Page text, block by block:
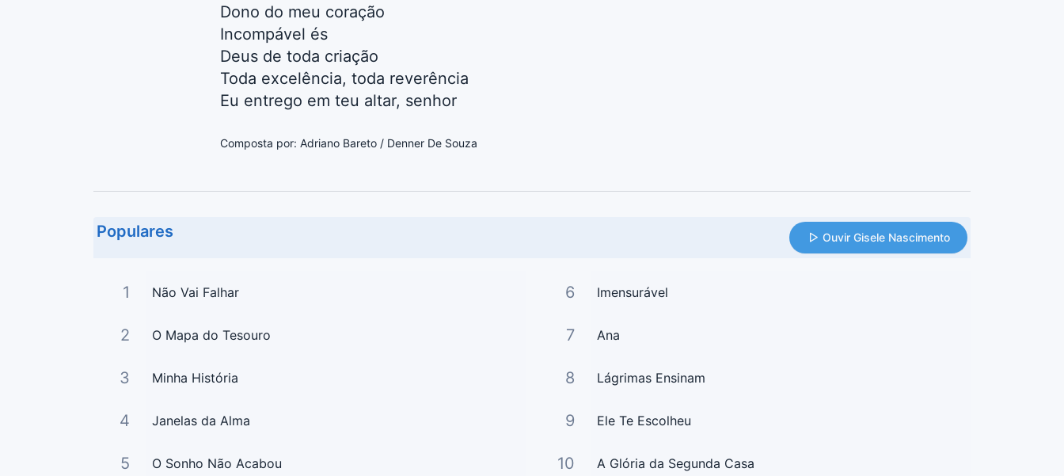
Dono do meu coração
Incompável és
Deus de toda criação
Toda excelência, toda reverência
Eu entrego em teu altar, senhor
Composta por: Adriano Bareto / Denner De Souza
Populares Ouvir Gisele Nascimento
1 Não Vai Falhar
2 O Mapa do Tesouro
3 Minha História
4 Janelas da Alma
5 O Sonho Não Acabou
6 Imensurável
7 Ana
8 Lágrimas Ensinam
9 Ele Te Escolheu
10 A Glória da Segunda Casa